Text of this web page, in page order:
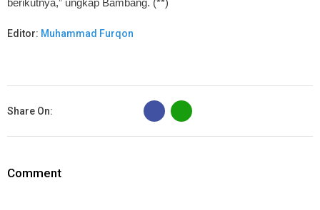
berikutnya,” ungkap Bambang. (**)
Editor: Muhammad Furqon
Share On:
B
Comment